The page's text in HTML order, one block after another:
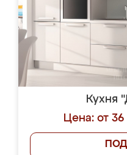
Кухня
Цена: от